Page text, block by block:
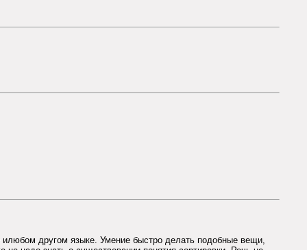
илюбом другом языке. Умение быстро делать подобные вещи,